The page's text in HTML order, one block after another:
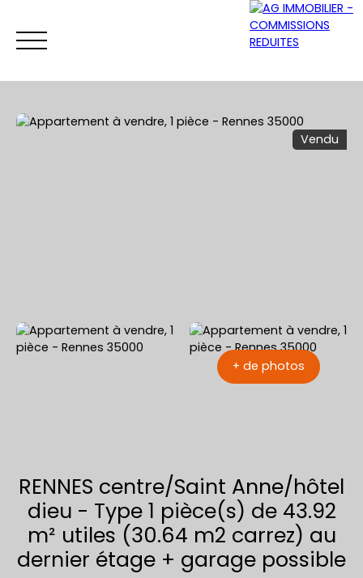
Vendu
+ de photos
RENNES centre/Saint Anne/hôtel
dieu - Type 1 pièce(s) de 43.92
m² utiles (30.64 m2 carrez) au
dernier étage + garage possible